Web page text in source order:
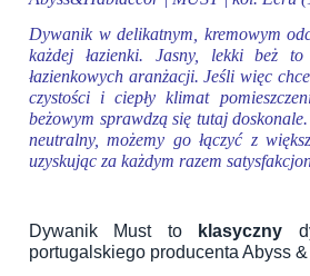
Dywanik w delikatnym, kremowym
każdej łazienki. Jasny, lekki beż to
łazienkowych aranżacji. Jeśli więc
czystości i ciepły klimat
beżowym sprawdzą się tutaj
neutralny, możemy go łączyć z
uzyskując za każdym razem
Dywanik Must to klasyczny
portugalskiego producenta Abyss